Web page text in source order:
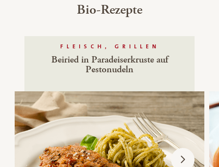
Bio-Rezepte
FLEISCH, GRILLEN
Beiried in Paradeiserkruste auf
Pestonudeln